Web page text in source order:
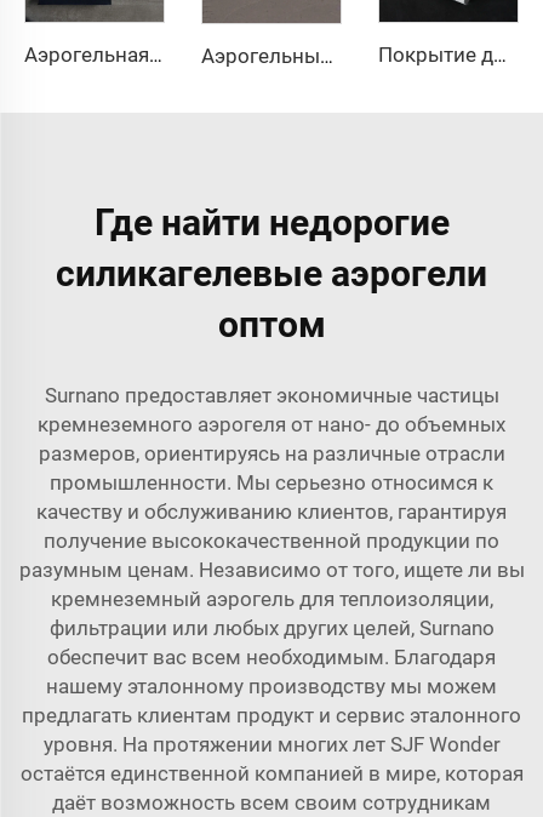
Аэрогельная ткань Аэрогельный раствор и бетон Покрытие для трубопроводов из аэрогеля
Где найти недорогие
силикагелевые аэрогели
оптом
Surnano предоставляет экономичные частицы
кремнеземного аэрогеля от нано- до объемных
размеров, ориентируясь на различные отрасли
промышленности. Мы серьезно относимся к
качеству и обслуживанию клиентов, гарантируя
получение высококачественной продукции по
разумным ценам. Независимо от того, ищете ли вы
кремнеземный аэрогель для теплоизоляции,
фильтрации или любых других целей, Surnano
обеспечит вас всем необходимым. Благодаря
нашему эталонному производству мы можем
предлагать клиентам продукт и сервис эталонного
уровня. На протяжении многих лет SJF Wonder
остаётся единственной компанией в мире, которая
даёт возможность всем своим сотрудникам